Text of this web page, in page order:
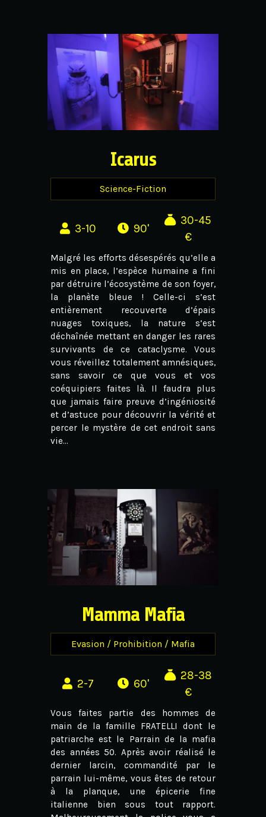
Icarus
Science-Fiction
3-10 90'
30-45
€
Malgré les efforts désespérés qu’elle a
mis en place, l’espèce humaine a fini
par détruire l’écosystème de son foyer,
la planète bleue ! Celle-ci s’est
entièrement recouverte d’épais
nuages toxiques, la nature s’est
déchaînée mettant en danger les rares
survivants de ce cataclysme. Vous
vous réveillez totalement amnésiques,
sans savoir ce que vous et vos
coéquipiers faites là. Il faudra plus
que jamais faire preuve d’ingéniosité
et d’astuce pour découvrir la vérité et
percer le mystère de cet endroit sans
vie…
Mamma Mafia
Evasion / Prohibition / Mafia
2-7 60'
28-38
€
Vous faites partie des hommes de
main de la famille FRATELLI dont le
patriarche est le Parrain de la mafia
des années 50. Après avoir réalisé le
dernier larcin, commandité par le
parrain lui-même, vous êtes de retour
à la planque, une épicerie fine
italienne bien sous tout rapport.